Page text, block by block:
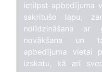
ietilpst apbedījuma
sakritušo lapu,
nolīdzināšana ar
novākšana un
apbedījuma vietai
izskatu, kā arī